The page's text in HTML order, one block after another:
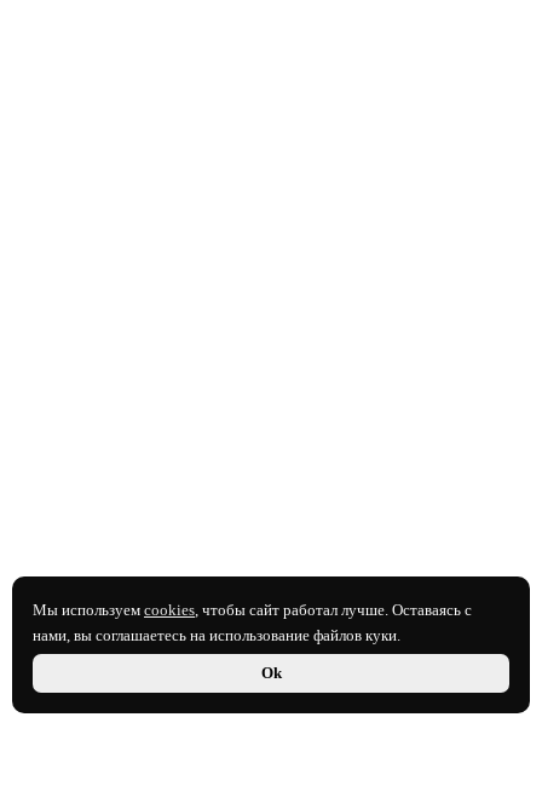
Мы используем cookies, чтобы сайт работал лучше. Оставаясь с
нами, вы соглашаетесь на использование файлов куки.
Ok